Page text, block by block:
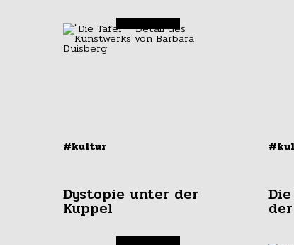
#kultur
Dystopie unter der
Kuppel